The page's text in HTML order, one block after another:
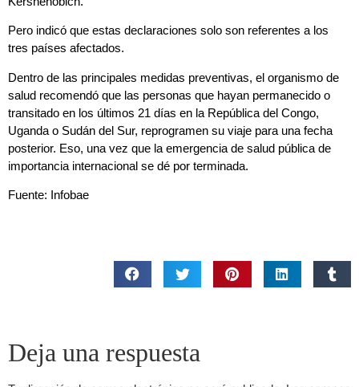
Pero indicó que estas declaraciones solo son referentes a los
tres países afectados.
Dentro de las principales medidas preventivas, el organismo de
salud recomendó que las personas que hayan permanecido o
transitado en los últimos 21 días en la República del Congo,
Uganda o Sudán del Sur, reprogramen su viaje para una fecha
posterior. Eso, una vez que la emergencia de salud pública de
importancia internacional se dé por terminada.
Fuente: Infobae
Deja una respuesta